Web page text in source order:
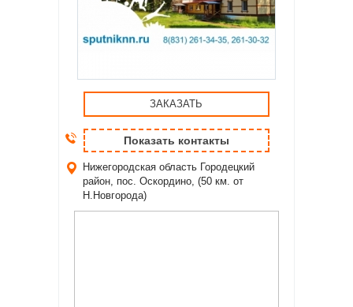
ЗАКАЗАТЬ
Показать контакты
Нижегородская область Городецкий
район, пос. Оскордино, (50 км. от
Н.Новгорода)